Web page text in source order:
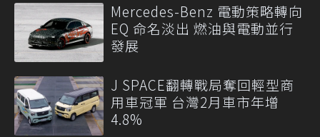
Mercedes-Benz 電動策略轉向
EQ 命名淡出 燃油與電動並行
發展
J SPACE翻轉戰局奪回輕型商
用車冠軍 台灣2月車市年增
4.8%